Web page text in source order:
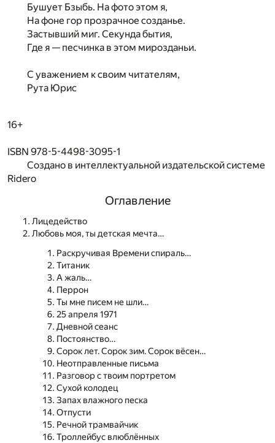
Бушует Бзыбь. На фото этом я,
На фоне гор прозрачное созданье.
Застывший миг. Секунда бытия,
Где я — песчинка в этом мирозданьи.
С уважением к своим читателям,
Рута Юрис
16+
ISBN 978-5-4498-3095-1
Создано в интеллектуальной издательской системе
Ridero
Оглавление
Лицедейство
Любовь моя, ты детская мечта…
Раскручивая Времени спираль…
Титаник
А жаль…
Перрон
Ты мне писем не шли…
25 апреля 1971
Дневной сеанс
Постоянство…
Сорок лет. Сорок зим. Сорок вёсен…
Неотправленные письма
Разговор с твоим портретом
Сухой колодец
Запах влажного песка
Отпусти
Речной трамвайчик
Троллейбус влюблённых